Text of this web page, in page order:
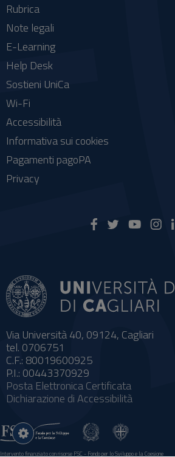
Via Università 40, 09124, Cagliari
tel. 0706751
C.F.: 80019600925
P.I.: 00443370929
Posta Elettronica Certificata
Dichiarazione di Accessibilità
Rubrica
Note legali
E-Learning
Help Desk
Sostieni UniCa
Wi-Fi
Accessibilità
Informativa sui cookies
Pagamenti pagoPA
Privacy
Intervento finanziato con risorse FSC - Fondo per lo Sviluppo e la Coesione
Impostazioni
cookie